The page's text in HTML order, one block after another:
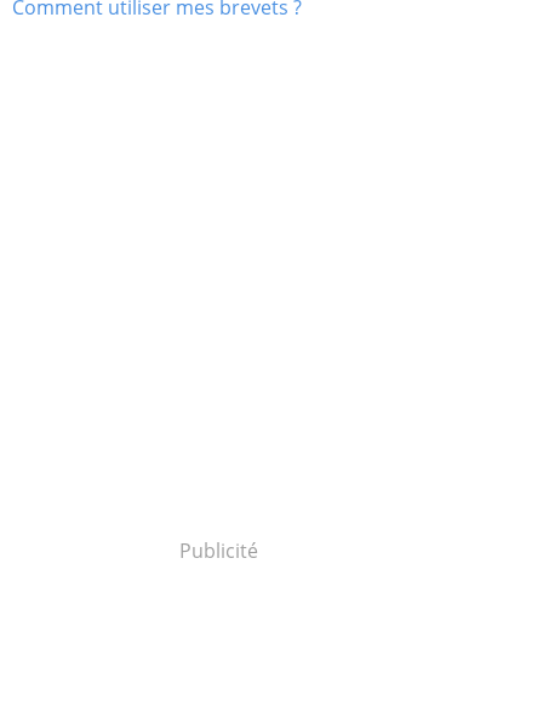
Comment utiliser mes brevets ?
Publicité